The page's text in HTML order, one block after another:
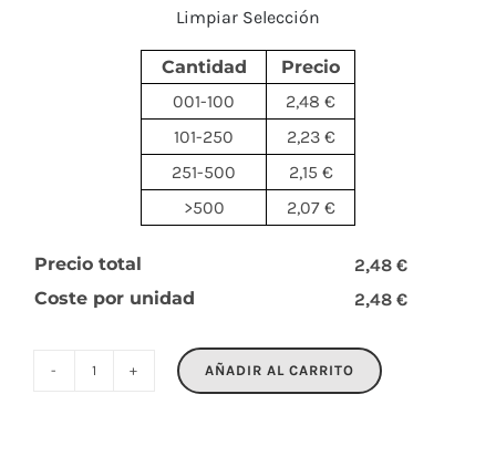
Limpiar Selección
Cantidad
Precio
001-100
2,48 €
101-250
2,23 €
251-500
2,15 €
>500
2,07 €
Precio total
2,48 €
Coste por unidad
2,48 €
AÑADIR AL CARRITO